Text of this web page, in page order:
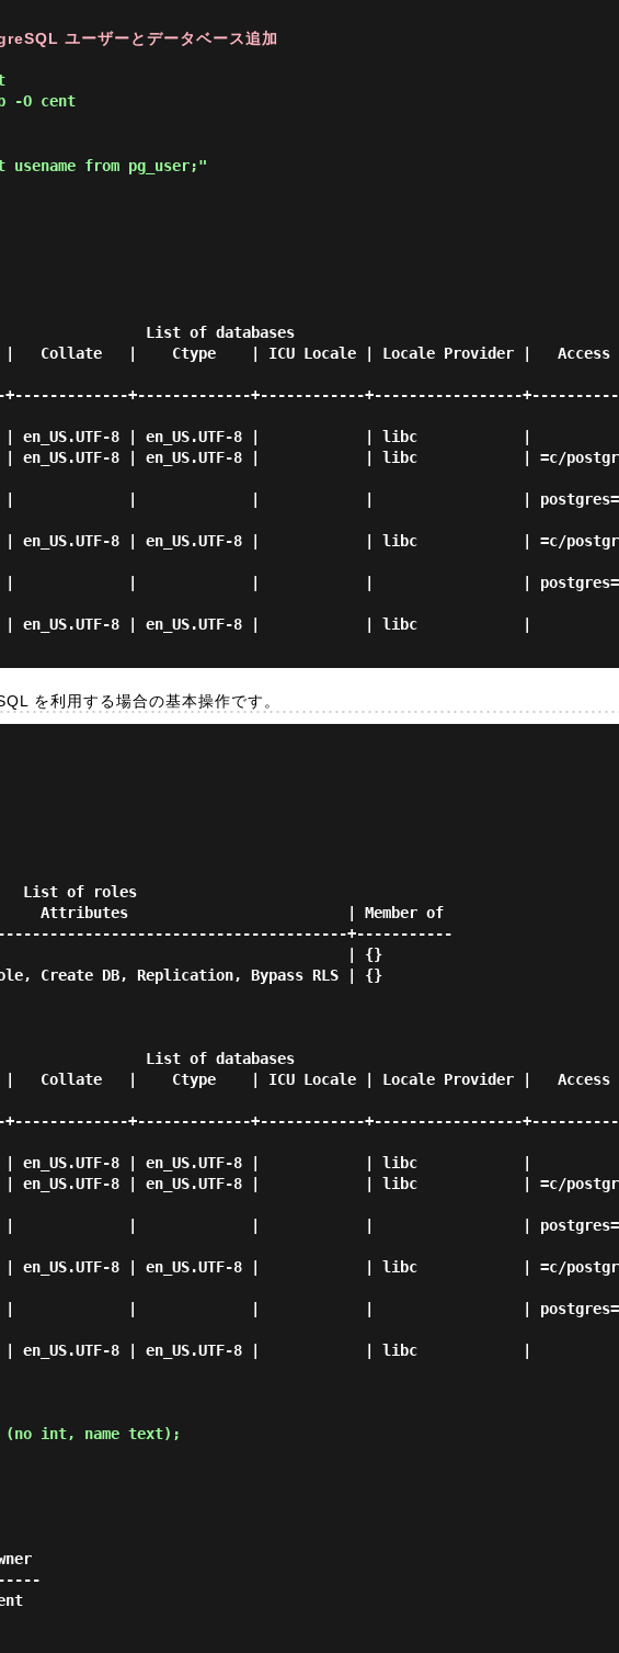
ユーザーとデータベース追加
-O cent
from pg_user;"
+-------------+------------+-----------------+----------
を利用する場合の基本操作です。
+-----------
+-------------+------------+-----------------+----------
(no int, name text);